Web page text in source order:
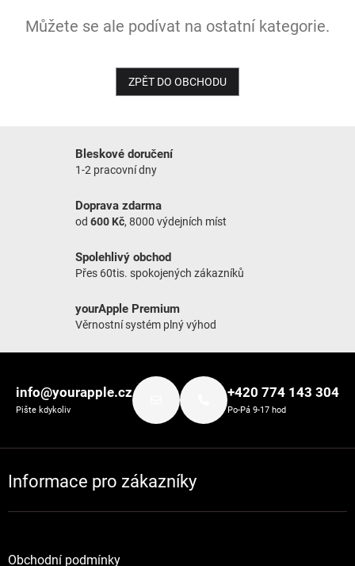
NOVINKY
Můžete se ale podívat na ostatní kategorie.
ZPĚT DO OBCHODU
Bleskové doručení
1-2 pracovní dny
Doprava zdarma
od 600 Kč, 8000 výdejních míst
Spolehlivý obchod
Přes 60tis. spokojených zákazníků
yourApple Premium
Věrnostní systém plný výhod
info@yourapple.cz
Pište kdykoliv
+420 774 143 304
Po-Pá 9-17 hod
Informace pro zákazníky
Obchodní podmínky